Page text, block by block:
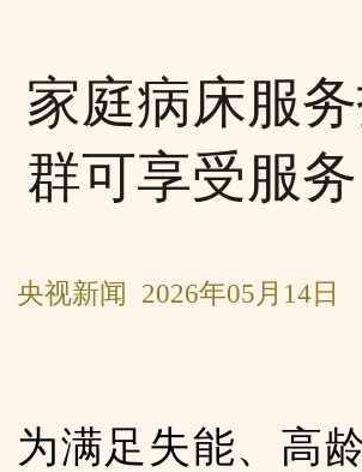
家庭病床服
群可享受服务
央视新闻 2026年05月14日
为满足失能、高